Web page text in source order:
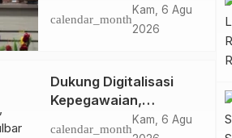
Pengembangan
Kompetensi ASN
Perjanjian Tugas
Belajar 2026
calendar_month
Kam, 6 Agu
2026
Dukung Digitalisasi
Kepegawaian,
DPMPTSP Sulbar Siap
calendar_month
Kam, 6 Agu